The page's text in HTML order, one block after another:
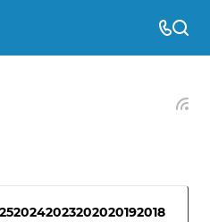
20242023202020192018